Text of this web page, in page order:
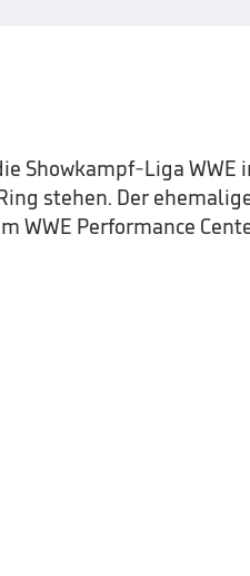
Showkampf-Liga WWE
stehen. Der
WWE Performance